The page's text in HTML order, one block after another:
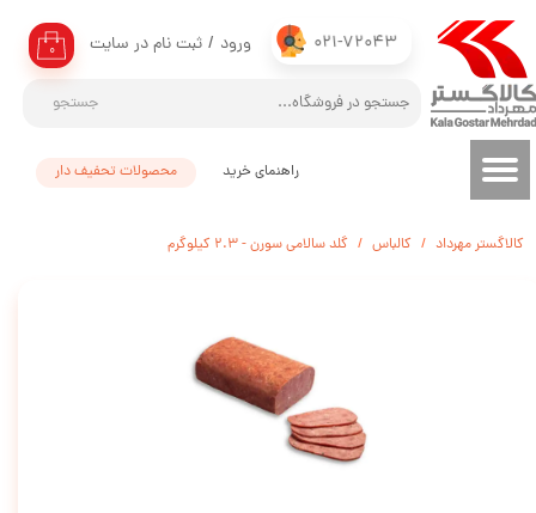
021-72043
جستجو
۰ ورود / ثبت نام در سایت
حساب کاربری من
تغییر گذر واژه
سفارشات
محصولات تحفیف دار راهنمای خرید
کالاگستر مهرداد کالباس گلد سالامی سورن - 2.3 کیلوگرم